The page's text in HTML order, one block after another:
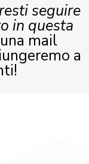
seguire
in questa
mail
a